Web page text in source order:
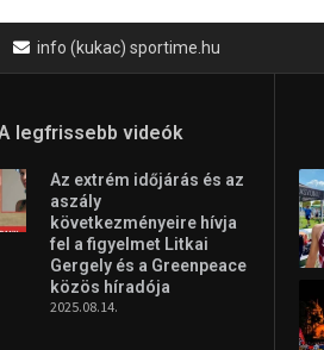
info (kukac) sportime.hu
legfrissebb videók
Az extrém időjárás és az
aszály
következményeire hívja
fel a figyelmet Litkai
Gergely és a Greenpeace
közös híradója
2025.08.14.